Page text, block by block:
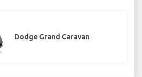
Dodge Grand Caravan